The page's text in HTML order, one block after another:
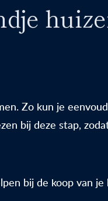
Zo kun je
bij deze stap,
bij de koop van je